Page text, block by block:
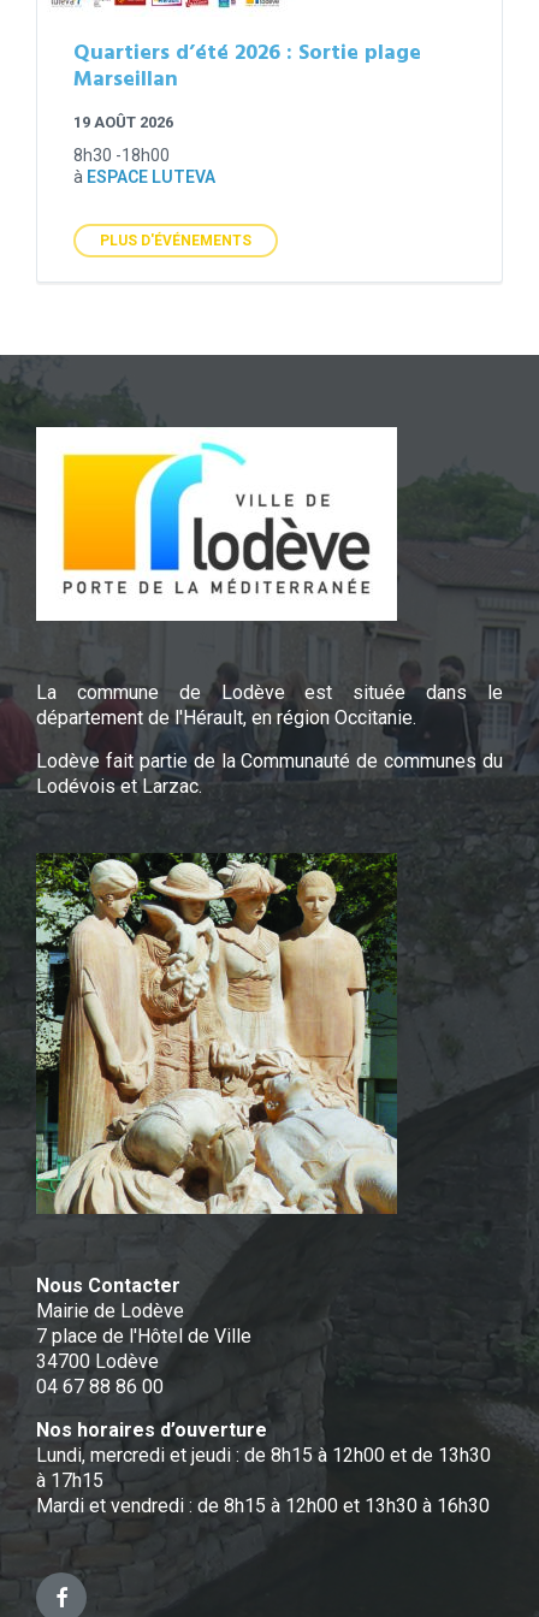
Quartiers d’été 2026 : Sortie plage
Marseillan
19 AOÛT 2026
8h30 -18h00
à ESPACE LUTEVA
PLUS D'ÉVÉNEMENTS
La commune de Lodève est située dans le
département de l'Hérault, en région Occitanie.
Lodève fait partie de la Communauté de communes du
Lodévois et Larzac.
Nous Contacter
Mairie de Lodève
7 place de l'Hôtel de Ville
34700 Lodève
04 67 88 86 00
Nos horaires d’ouverture
Lundi, mercredi et jeudi : de 8h15 à 12h00 et de 13h30
à 17h15
Mardi et vendredi : de 8h15 à 12h00 et 13h30 à 16h30
Facebook